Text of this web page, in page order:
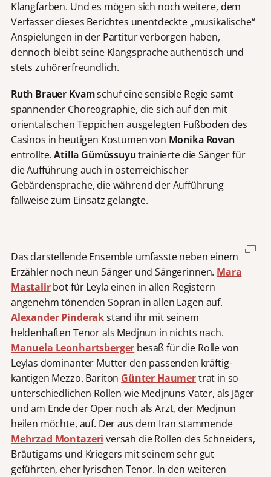
Klangfarben. Und es mögen sich noch weitere, dem
Verfasser dieses Berichtes unentdeckte „musikalische“
Anspielungen in der Partitur verborgen haben,
dennoch bleibt seine Klangsprache authentisch und
stets zuhörerfreundlich.
Ruth Brauer Kvamschuf eine sensible Regie samt
spannender Choreographie, die sich auf den mit
orientalischen Teppichen ausgelegten Fußboden des
Casinos in heutigen Kostümen von Monika Rovan
entrollte.Atilla Gümüssuyutrainierte die Sänger für
die Aufführung auch in österreichischer
Gebärdensprache, die während der Aufführung
fallweise zum Einsatz gelangte.
Das darstellende Ensemble umfasste neben einem
Erzähler noch neun Sänger und Sängerinnen. Mara
Mastalirbot für Leyla einen in allen Registern
angenehm tönenden Sopran in allen Lagen auf.
Alexander Pinderakstand ihr mit seinem
heldenhaften Tenor als Medjnun in nichts nach.
Manuela Leonhartsberger besaß für die Rolle von
Leylas dominanter Mutter den passenden kräftig-
kantigen Mezzo. Bariton Günter Haumertrat in so
unterschiedlichen Rollen wie Medjnuns Vater, als Jäger
und am Ende der Oper noch als Arzt, der Medjnun
heilen möchte, auf. Der aus dem Iran stammende
Mehrzad Montazeri versah die Rollen des Schneiders,
Bräutigams und Kriegers mit seinem sehr gut
geführten, eher lyrischen Tenor. In den weiteren